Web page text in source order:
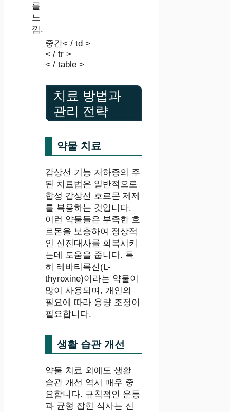
를
느
낌.
중간< / td >
< / tr >
< / table >
치료 방법과
관리 전략
약물 치료
갑상선 기능 저하증의 주
된 치료법은 일반적으로
합성 갑상선 호르몬 제제
를 복용하는 것입니다.
이런 약물들은 부족한 호
르몬을 보충하여 정상적
인 신진대사를 회복시키
는데 도움을 줍니다. 특
히 레바티록신(L-
thyroxine)이라는 약물이
많이 사용되며, 개인의
필요에 따라 용량 조정이
필요합니다.
생활 습관 개선
약물 치료 외에도 생활
습관 개선 역시 매우 중
요합니다. 규칙적인 운동
과 균형 잡힌 식사는 신